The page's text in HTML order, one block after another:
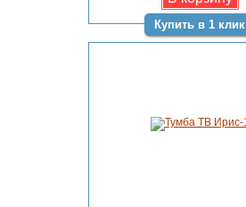
Купить в 1 клик